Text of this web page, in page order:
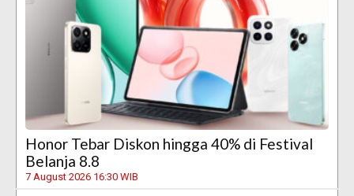
Honor Tebar Diskon hingga 40% di Festival
Belanja 8.8
7 August 2026 16:30 WIB